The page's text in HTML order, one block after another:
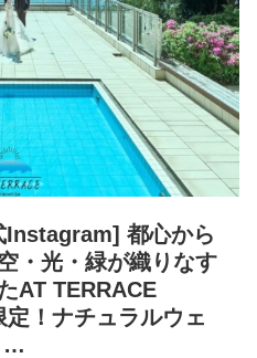
Instagram] 都心から
・光・緑が織りなす
AT TERRACE
！ナチュラルウェ
…